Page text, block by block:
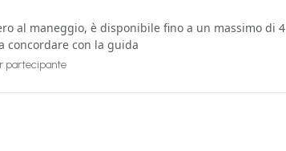
al maneggio, è disponibile fino a un massimo di 4
concordare con la guida
partecipante